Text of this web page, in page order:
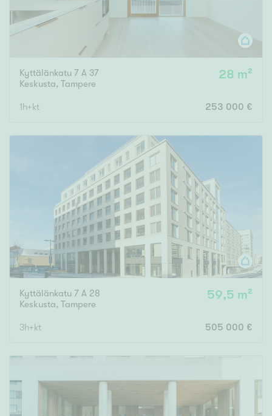
Vain uudiskohteet Ei uudiskohteita
Vain arvokohteet Ei arvokohteita
Kunto
Ominaisuudet
Järvi- tai merinäköala
Maalämpö
Oma ranta
Oma sauna
Parveke
Kyttälänkatu 7 A 37
Keskusta, Tampere
28 m²
1h+kt 253 000 €
Kyttälänkatu 7 A 28
Keskusta, Tampere
59,5 m²
3h+kt 505 000 €